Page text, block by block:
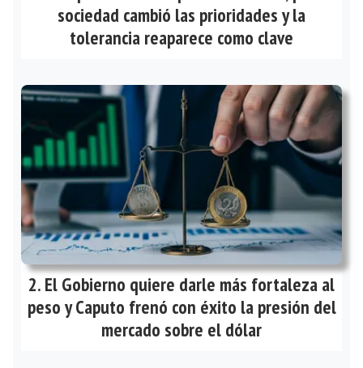
sociedad cambió las prioridades y la
tolerancia reaparece como clave
El Gobierno quiere darle más fortaleza al
peso y Caputo frenó con éxito la presión del
mercado sobre el dólar